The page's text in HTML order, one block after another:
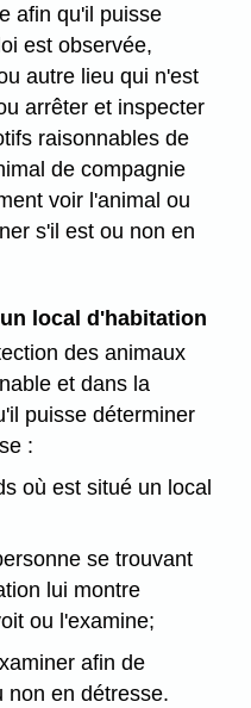
afin qu'il puisse
est observée,
autre lieu qui n'est
arrêter et inspecter
raisonnables de
de compagnie
voir l'animal ou
s'il est ou non en
local d'habitation
des animaux
et dans la
puisse déterminer
:
où est situé un local
se trouvant
lui montre
ou l'examine;
afin de
non en détresse.